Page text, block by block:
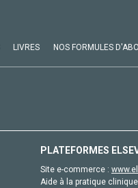
LIVRES NOS FORMULES
PLATEFORMES
Site e-commerce :
Aide à la pratique